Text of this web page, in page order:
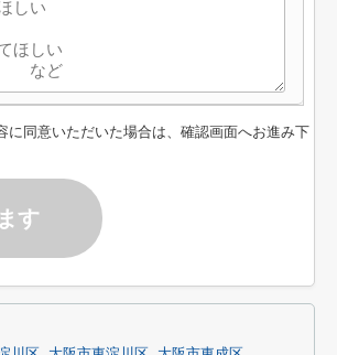
に同意いただいた場合は、確認画面へお進み下
す